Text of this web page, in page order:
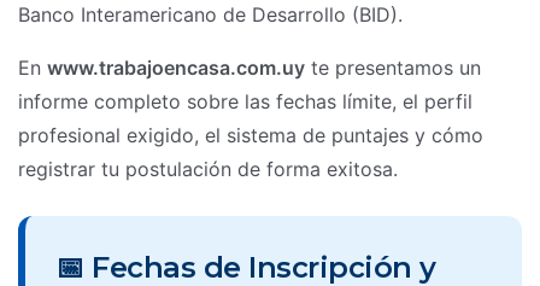
Banco Interamericano de Desarrollo (BID).
En www.trabajoencasa.com.uy te presentamos un
informe completo sobre las fechas límite, el perfil
profesional exigido, el sistema de puntajes y cómo
registrar tu postulación de forma exitosa.
📅 Fechas de Inscripción y